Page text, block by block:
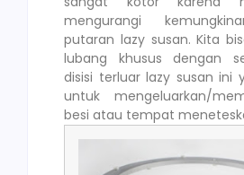
mengurangi
putaran lazy susan. Kita
lubang khusus dengan
disisi terluar lazy susan ini
untuk mengeluarkan/
besi atau tempat